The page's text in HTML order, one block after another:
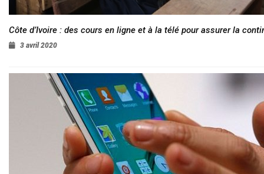
Côte d’Ivoire : des cours en ligne et à la télé pour assurer la
3 avril 2020